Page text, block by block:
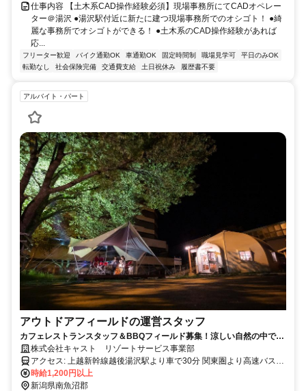
仕事内容 【土木系CAD操作経験必須】現場事務所にてCADオペレー
ター＠湯沢 ●湯沢駅付近に新たに建つ現場事務所でのオシゴト！ ●綺
麗な事務所でオシゴトができる！ ●土木系のCAD操作経験があれば
応...
フリーター歓迎 バイク通勤OK 車通勤OK 固定時間制 職場見学可
平日のみOK
転勤なし
社会保険完備 交通費支給 土日祝休み 履歴書不要
アルバイト・パート
アウトドアフィールドの運営スタッフ
カフェレストランスタッフ＆BBQフィールド募集！涼しい自然の中で楽
しく働こう！
株式会社キャスト リゾートサービス事業部
アクセス: 上越新幹線越後湯沢駅より車で30分 関東圏より高速バスも
あり
時給1,200円以上
新潟県南魚沼郡